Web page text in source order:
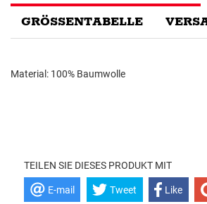
GRÖSSENTABELLE
Material: 100% Baumwolle
TEILEN SIE DIESES PRODUKT MIT
E-mail Tweet Like